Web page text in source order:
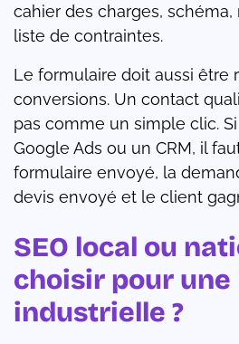
cahier des charges,
liste de contraintes.
Le formulaire doit aussi être
conversions. Un contact
pas comme un simple clic.
Google Ads ou un CRM, il
formulaire envoyé, la
devis envoyé et le client
SEO local ou
choisir pour une
industrielle ?